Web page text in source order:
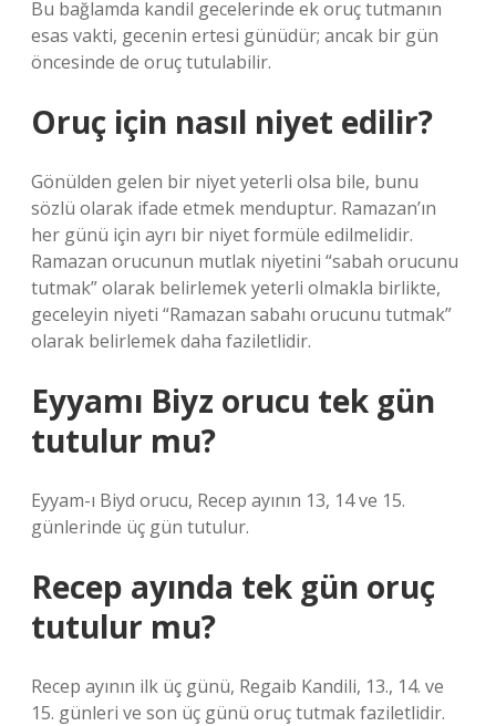
Bu bağlamda kandil gecelerinde ek oruç tutmanın
esas vakti, gecenin ertesi günüdür; ancak bir gün
öncesinde de oruç tutulabilir.
Oruç için nasıl niyet edilir?
Gönülden gelen bir niyet yeterli olsa bile, bunu
sözlü olarak ifade etmek menduptur. Ramazan’ın
her günü için ayrı bir niyet formüle edilmelidir.
Ramazan orucunun mutlak niyetini “sabah orucunu
tutmak” olarak belirlemek yeterli olmakla birlikte,
geceleyin niyeti “Ramazan sabahı orucunu tutmak”
olarak belirlemek daha faziletlidir.
Eyyamı Biyz orucu tek gün
tutulur mu?
Eyyam-ı Biyd orucu, Recep ayının 13, 14 ve 15.
günlerinde üç gün tutulur.
Recep ayında tek gün oruç
tutulur mu?
Recep ayının ilk üç günü, Regaib Kandili, 13., 14. ve
15. günleri ve son üç günü oruç tutmak faziletlidir.